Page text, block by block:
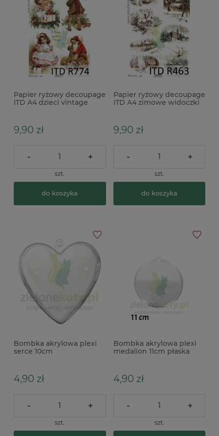
Papier ryżowy decoupage
ITD A4 dzieci vintage
9,90 zł
- +
szt.
do koszyka
Papier ryżowy decoupage
ITD A4 zimowe widoczki
9,90 zł
- +
szt.
do koszyka
Bombka akrylowa plexi
serce 10cm
4,90 zł
- +
szt.
Bombka akrylowa plexi
medalion 11cm płaska
4,90 zł
- +
szt.